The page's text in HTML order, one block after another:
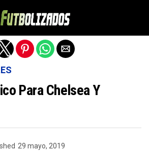
Para Chelsea Y
29 mayo, 2019
de la versión móvil